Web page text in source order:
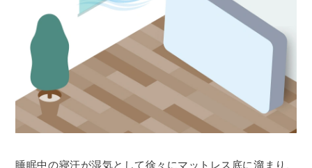
睡眠中の寝汗が湿気として徐々にマットレス底に溜まり、